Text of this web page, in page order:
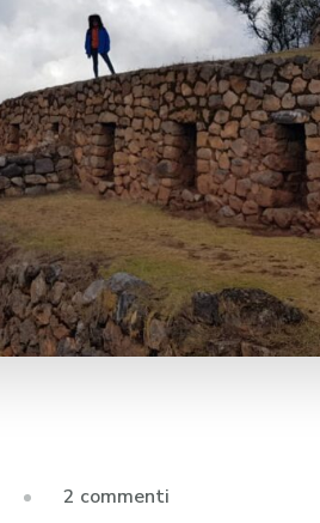
2 commentisu